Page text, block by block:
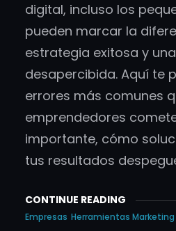
digital, incluso los
pueden marcar la
estrategia exitosa y
desapercibida. Aquí te
errores más comunes
emprendedores
importante, cómo
tus resultados
CONTINUE READING
Empresas Herramientas Marketing